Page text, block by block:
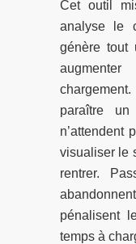
Cet outil
analyse le
génère tout
paraître
n’attendent
visualiser le
rentrer.
pénalisent
temps à